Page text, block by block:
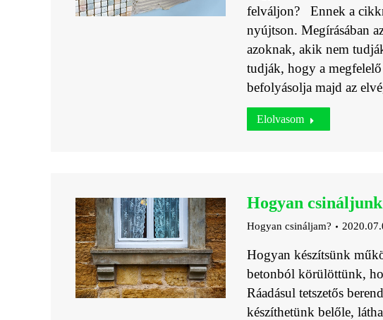
felváljon? Ennek a
nyújtson. Megírásában
azoknak, akik nem
tudják, hogy a
befolyásolja majd az
Elolvasom
Hogyan
Hogyan csináljam?
Hogyan készítsünk
betonból körülöttünk,
Ráadásul tetszetős
készíthetünk belőle,